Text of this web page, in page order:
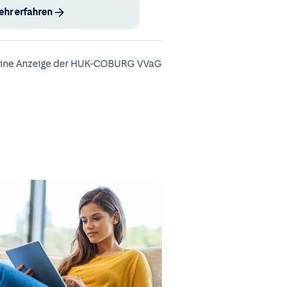
erfahren
Anzeige der HUK-COBURG VVaG